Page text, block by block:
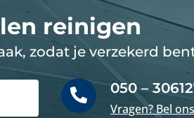
reinigen
zodat je verzekerd
 050 –
Vragen? Bel ons